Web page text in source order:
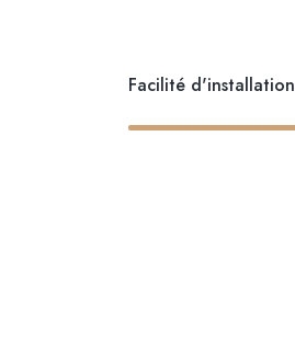
Facilité d'installation